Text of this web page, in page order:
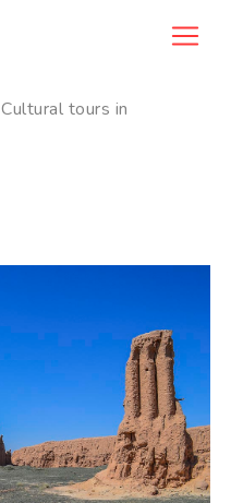
Cultural tours in